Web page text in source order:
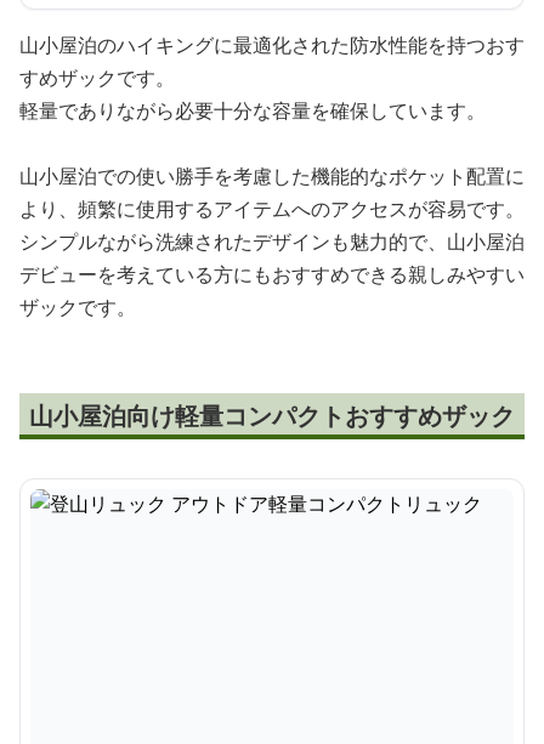
山小屋泊のハイキングに最適化された防水性能を持つおす
すめザックです。
軽量でありながら必要十分な容量を確保しています。
山小屋泊での使い勝手を考慮した機能的なポケット配置に
より、頻繁に使用するアイテムへのアクセスが容易です。
シンプルながら洗練されたデザインも魅力的で、山小屋泊
デビューを考えている方にもおすすめできる親しみやすい
ザックです。
山小屋泊向け軽量コンパクトおすすめザック